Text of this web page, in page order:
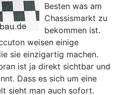
Besten was am
Chassismarkt zu
bekommen ist.
weisen einige
sie einzigartig machen.
ist ja direkt sichtbar und
Dass es sich um eine
sieht man auch sofort.